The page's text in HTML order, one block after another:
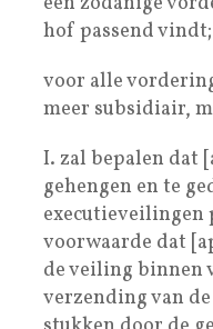
hof passend vindt;
voor alle
meer subsidiair,
I. zal bepalen dat
gehengen en te
executieveilingen
voorwaarde dat
de veiling binnen
verzending van